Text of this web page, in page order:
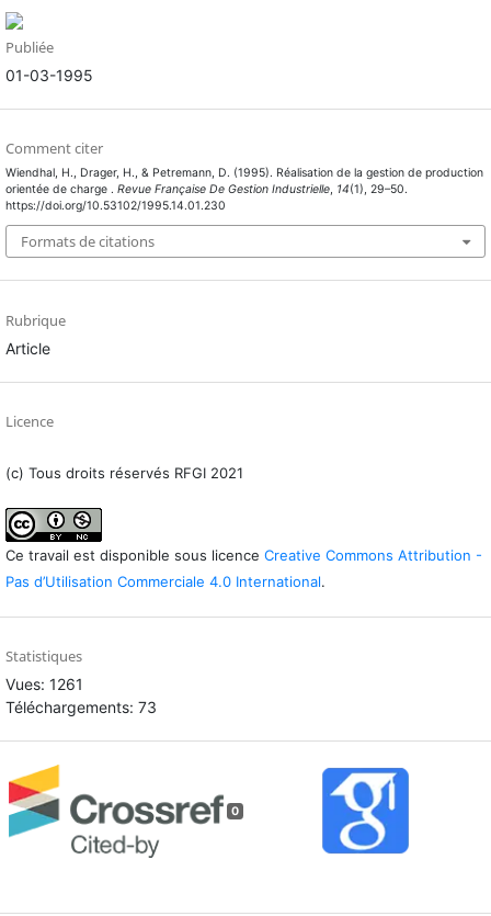
Publiée
01-03-1995
Comment citer
Wiendhal, H., Drager, H., & Petremann, D. (1995). Réalisation de la gestion de production
orientée de charge . Revue Française De Gestion Industrielle, 14(1), 29–50.
https://doi.org/10.53102/1995.14.01.230
Formats de citations
Rubrique
Article
Licence
(c) Tous droits réservés RFGI 2021
Ce travail est disponible sous licence Creative Commons Attribution -
Pas d’Utilisation Commerciale 4.0 International.
Statistiques
Vues: 1261
Téléchargements: 73
0